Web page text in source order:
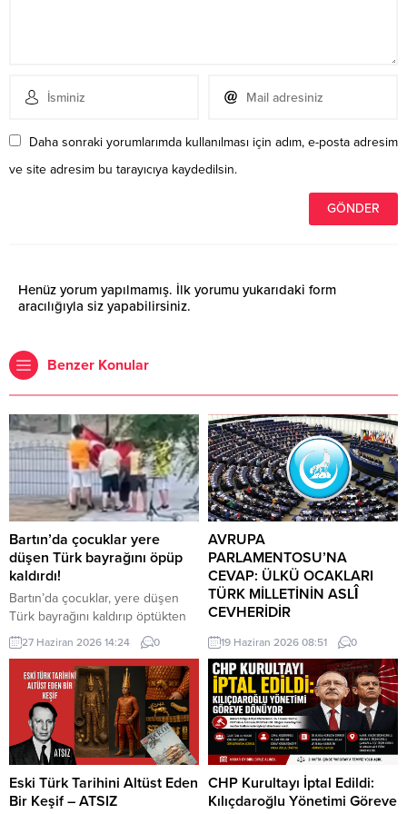
Daha sonraki yorumlarımda kullanılması için adım, e-posta adresim
ve site adresim bu tarayıcıya kaydedilsin.
Henüz yorum yapılmamış. İlk yorumu yukarıdaki form
aracılığıyla siz yapabilirsiniz.
Benzer Konular
Bartın’da çocuklar yere
düşen Türk bayrağını öpüp
kaldırdı!
Bartın’da çocuklar, yere düşen
Türk bayrağını kaldırıp öptükten
sonra gelen itfaiye ekiplerinin de
yardımıyla göndere çekti. O anlar
cep telefonu kamerası tarafından
kaydedildi. Yerden kaldırıp öptüler
Kemerköprü Mahallesi’nde dün
akşam saatlerinde Cumhuriyet
Parkı içerisindeki direkte bulunan
Türk bayrağı rüzgar nedeniyle
ipinin kopmasıyla yere düştü. Bu
sırada parkta oynayan çocuklar
27 Haziran 2026 14:24 0
AVRUPA
PARLAMENTOSU’NA
CEVAP: ÜLKÜ OCAKLARI
TÜRK MİLLETİNİN ASLÎ
CEVHERİDİR
MHP milletvekili Prof. Dr. İlyas
Topsakal AB parlamentosuna
cevap verdi: Avrupa
Parlamentosu tarafından 17
Haziran 2026 tarihinde kabul
edilen Türkiye Raporu, teknik bir
ilerleme belgesi olmaktan ziyade,
Türkiye-AB ilişkilerinin gerilimli fay
hatlarını derinleştiren ve
Ankara’nın stratejik özerkliğini
19 Haziran 2026 08:51 0
Eski Türk Tarihini Altüst Eden
Bir Keşif – ATSIZ
CHP Kurultayı İptal Edildi:
Kılıçdaroğlu Yönetimi Göreve